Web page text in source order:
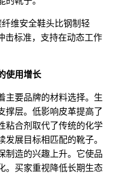
维安全鞋头比钢制轻
击标准，支持在动态工作
使用增长
主要品牌的材料选择。生
撑层。低影响皮革提高了
粘合剂取代了传统的化学
展目标相匹配的靴子。
制造的兴趣上升。它使品
。买家重视降低长期生态